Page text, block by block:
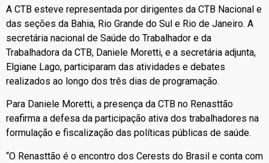
A CTB esteve representada por dirigentes da CTB Nacional e
das seções da Bahia, Rio Grande do Sul e Rio de Janeiro. A
secretária nacional de Saúde do Trabalhador e da
Trabalhadora da CTB, Daniele Moretti, e a secretária adjunta,
Elgiane Lago, participaram das atividades e debates
realizados ao longo dos três dias de programação.
Para Daniele Moretti, a presença da CTB no Renasttão
reafirma a defesa da participação ativa dos trabalhadores na
formulação e fiscalização das políticas públicas de saúde.
“O Renasttão é o encontro dos Cerests do Brasil e conta com